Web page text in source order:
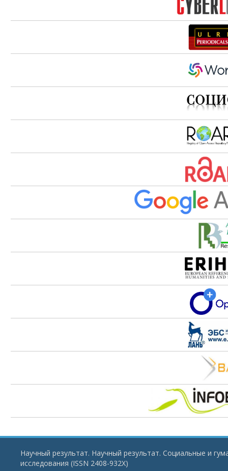
Научный результат. Научный результат. Социальные и
исследования (ISSN 2408-932X)